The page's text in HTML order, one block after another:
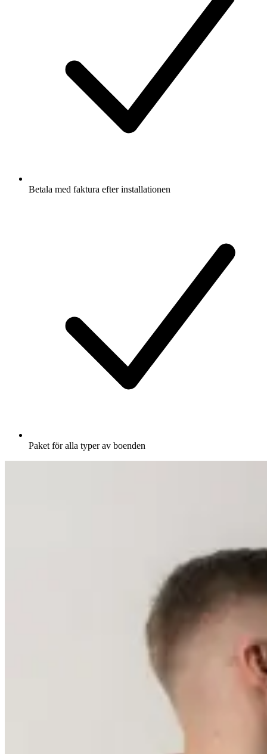
Betala med faktura efter installationen
Paket för alla typer av boenden